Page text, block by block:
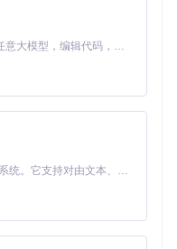
，安装依赖库：
（支持BV号与视频链接
数、超时阈值与重试次
示进度与异常处理情况
Claude Code 的开源替代方案。连接任意大模型，编辑代码，运行命令，自动验证 — 全自动执行。用 Rust 构建，极致性能。 ｜ An open-source alternative to Claude Code. Connect any LLM, edit code, run commands, and verify changes — autonomously. Built in Rust for speed. Get Started
MiniMax H3 是一个通用的全模态生成系统。它支持对由文本、图像、视频和音频组成的多模态上下文进行统一理解，并能生成分辨率高达 2K、时长可达 15 秒的带原生立体声音频的视频。得益于面向任务泛化的系统设计，H3 在预训练阶段就已具备广泛的多模态上下文理解与生成能力，能够出色地执行复杂的多模态指令。